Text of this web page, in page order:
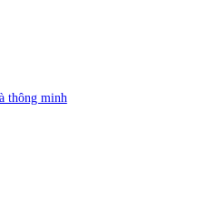
thông minh